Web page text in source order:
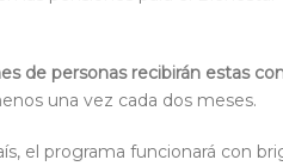
de personas recibirán estas
una vez cada dos meses.
el programa funcionará con